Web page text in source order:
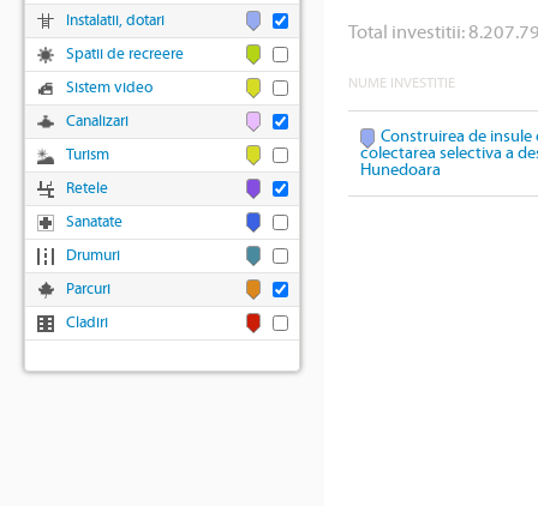
Total investitii:
NUME INVESTITIE
Construirea de
colectarea selectiva a
Hunedoara
Instalatii, dotari
Spatii de recreere
Sistem video
Canalizari
Turism
Retele
Sanatate
Drumuri
Parcuri
Cladiri